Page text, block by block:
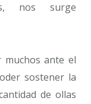
nos surge
muchos ante el
sostener la
de ollas